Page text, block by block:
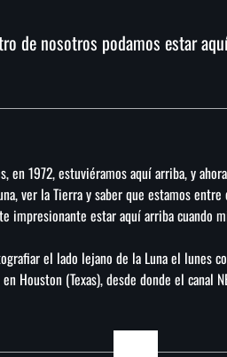
de nosotros podamos estar
en 1972, estuviéramos aquí arriba, y
ver la Tierra y saber que estamos
impresionante estar aquí arriba cuando
el lado lejano de la Luna el lunes
Houston (Texas), desde donde el canal